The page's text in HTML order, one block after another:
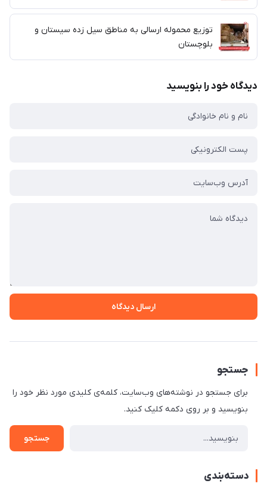
توزیع محموله ارسالی به مناطق سیل زده سیستان و
بلوچستان
دیدگاه خود را بنویسید
ارسال دیدگاه
جستجو
برای جستجو در نوشته‌های وب‌سایت، کلمه‌ی کلیدی مورد نظر خود را
بنویسید و بر روی دکمه کلیک کنید.
جستجو
دسته‌بندی